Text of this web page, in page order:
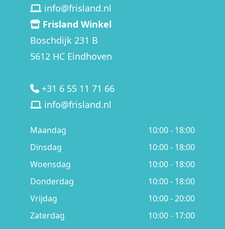
info@frisland.nl
Frisland Winkel
Boschdijk 231 B
5612 HC Eindhoven
+31 6 55 11 71 66
info@frisland.nl
Maandag
10:00 - 18:00
Dinsdag
10:00 - 18:00
Woensdag
10:00 - 18:00
Donderdag
10:00 - 18:00
Vrijdag
10:00 - 20:00
Zaterdag
10:00 - 17:00